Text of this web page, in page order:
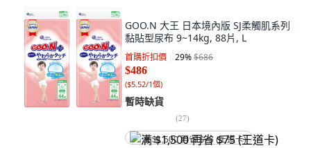
GOO.N 大王 日本境內版 SJ柔觸肌系列
黏貼型尿布 9~14kg, 88片, L
首購折扣價 29%$686
$486
($5.52/1個)
暫時缺貨
(27)
满 $1,500 再省 $75 (王道卡)